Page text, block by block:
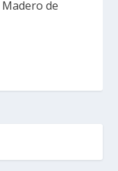
de